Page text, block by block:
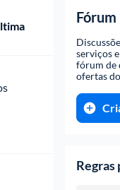
serviços
fórum de
ofertas
Regras